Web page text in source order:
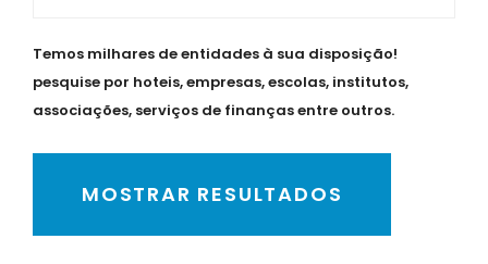
Temos milhares de entidades à sua disposição!
pesquise por hoteis, empresas, escolas, institutos,
associações, serviços de finanças entre outros.
MOSTRAR RESULTADOS